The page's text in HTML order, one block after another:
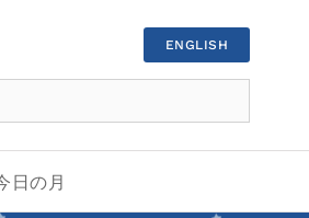
ENGLISH
日の月